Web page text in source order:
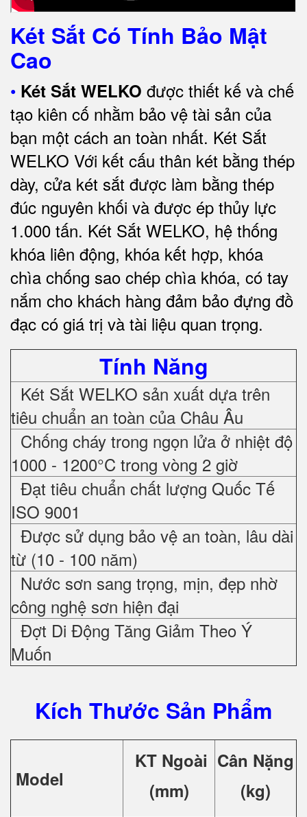
Két Sắt Có Tính Bảo Mật
Cao
• Két Sắt WELKO được thiết kế và chế
tạo kiên cố nhằm bảo vệ tài sản của
bạn một cách an toàn nhất. Két Sắt
WELKO Với kết cấu thân két bằng thép
dày, cửa két sắt được làm bằng thép
đúc nguyên khối và được ép thủy lực
1.000 tấn. Két Sắt WELKO, hệ thống
khóa liên động, khóa kết hợp, khóa
chìa chống sao chép chìa khóa, có tay
nắm cho khách hàng đảm bảo đựng đồ
đạc có giá trị và tài liệu quan trọng.
Tính Năng
Két Sắt WELKO sản xuất dựa trên
tiêu chuẩn an toàn của Châu Âu
Chống cháy trong ngọn lửa ở nhiệt độ
1000 - 1200°C trong vòng 2 giờ
Đạt tiêu chuẩn chất lượng Quốc Tế
ISO 9001
Được sử dụng bảo vệ an toàn, lâu dài
từ (10 - 100 năm)
Nước sơn sang trọng, mịn, đẹp nhờ
công nghệ sơn hiện đại
Đợt Di Động Tăng Giảm Theo Ý
Muốn
Kích Thước Sản Phẩm
Model
KT Ngoài
(mm)
Cân Nặng
(kg)